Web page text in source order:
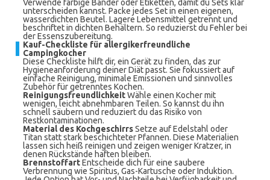
Verwende farbige Bänder oder Etiketten, damit du Sets klar
unterscheiden kannst. Packe jedes Set in einen eigenen,
wasserdichten Beutel. Lagere Lebensmittel getrennt und
beschriftet in dichten Behältern. So reduzierst du Fehler bei
der Essenszubereitung.
Kauf-Checkliste für allergikerfreundliche
Campingkocher
Diese Checkliste hilft dir, ein Gerät zu finden, das zur
Hygieneanforderung deiner Diät passt. Sie fokussiert auf
einfache Reinigung, minimale Emissionen und sinnvolles
Zubehör für getrenntes Kochen.
ReinigungsfreundlichkeitWähle einen Kocher mit
wenigen, leicht abnehmbaren Teilen. So kannst du ihn
schnell säubern und reduziert du das Risiko von
Restkontaminationen.
Material des KochgeschirrsSetze auf Edelstahl oder
Titan statt stark beschichteter Pfannen. Diese Materialien
lassen sich heiß reinigen und zeigen weniger Kratzer, in
denen Rückstände haften bleiben.
BrennstoffartEntscheide dich für eine saubere
Verbrennung wie Spiritus, Gas-Kartusche oder Induktion.